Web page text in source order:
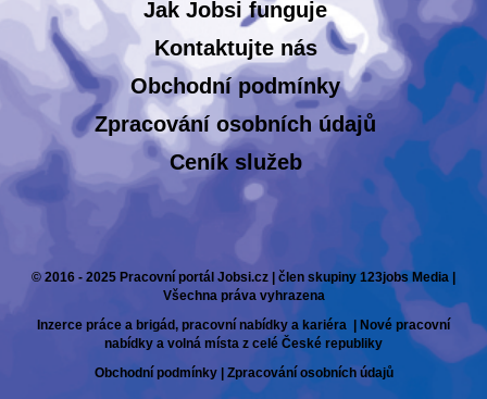
Jak Jobsi funguje
Kontaktujte nás
Obchodní podmínky
Zpracování osobních údajů
Ceník služeb
© 2016 - 2025 Pracovní portál Jobsi.cz | člen skupiny 123jobs Media |
Všechna práva vyhrazena
Inzerce práce a brigád, pracovní nabídky a kariéra | Nové pracovní
nabídky a volná místa z celé České republiky
Obchodní podmínky| Zpracování osobních údajů